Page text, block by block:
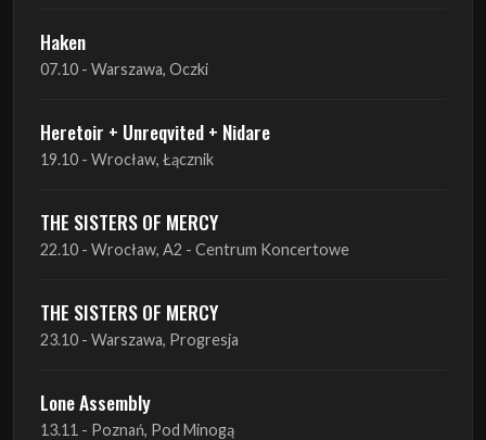
Haken
07.10 - Warszawa, Oczki
Heretoir + Unreqvited + Nidare
19.10 - Wrocław, Łącznik
THE SISTERS OF MERCY
22.10 - Wrocław, A2 - Centrum Koncertowe
THE SISTERS OF MERCY
23.10 - Warszawa, Progresja
Lone Assembly
13.11 - Poznań, Pod Minogą